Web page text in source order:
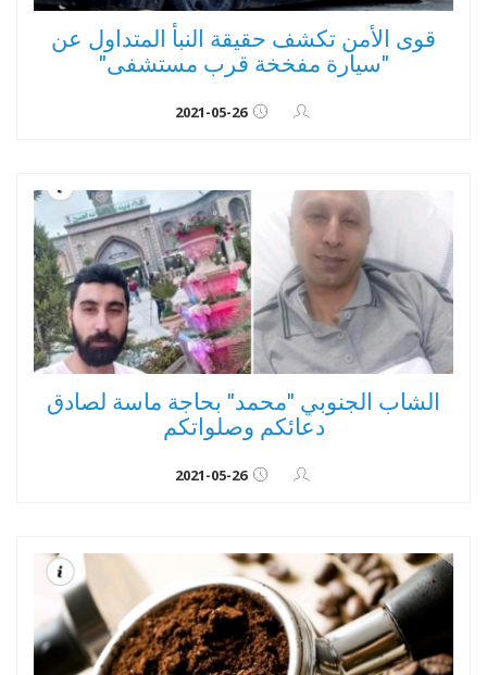
قوى الأمن تكشف حقيقة النبأ المتداول عن
"سيارة مفخخة قرب مستشفى"
2021-05-26
الشاب الجنوبي "محمد" بحاجة ماسة لصادق
دعائكم وصلواتكم
2021-05-26